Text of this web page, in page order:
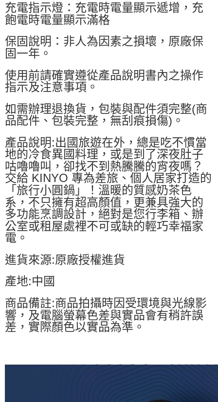
充電指示燈：充電時電量顯示遞增，充
飽電時電量顯示滿格
保固說明：非人為因素之損壞，原廠保
固一年。
使用前請確實遵從產品說明書內之操作
指示及注意事項。
如需辦理退換貨，包裝與配件須完整(商
品配件、包裝完整，無刮痕損傷)。
產品說明:出國旅遊在外，總是吃不慣當
地的冷食異國料理，或是到了深夜肚子
咕嚕嚕叫，卻找不到熱騰騰的宵夜嗎？
交給 KINYO 專為差旅、個人居家打造的
「旅行小圓鍋」！溫暖的質感奶茶色
系，不只擁有超高顏值，更兼具強大的
多功能烹調設計，絕對是您行李箱、辦
公室或租屋處裡不可或缺的輕巧幸福家
電。
進貨來源:原廠授權進貨
產地:中國
商品備註:商品拍攝時因受環境與光線影
響，及電腦螢幕色差與實品會有稍許誤
差，實際顏色以實品為準。